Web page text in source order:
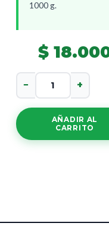
1000 g.
$
Kolorezza
Natural
cantidad
− +
AÑADIR AL
CARRITO